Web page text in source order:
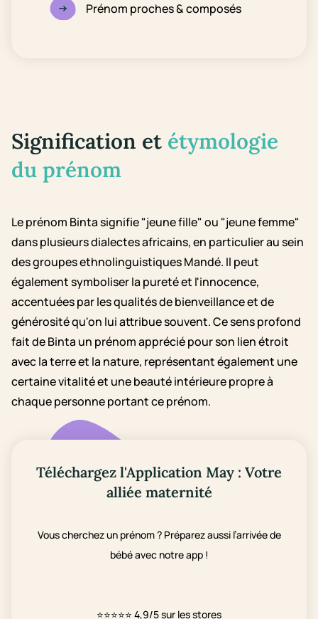
Prénom proches & composés
Signification et étymologie
du prénom
Le prénom Binta signifie "jeune fille" ou "jeune femme"
dans plusieurs dialectes africains, en particulier au sein
des groupes ethnolinguistiques Mandé. Il peut
également symboliser la pureté et l'innocence,
accentuées par les qualités de bienveillance et de
générosité qu'on lui attribue souvent. Ce sens profond
fait de Binta un prénom apprécié pour son lien étroit
avec la terre et la nature, représentant également une
certaine vitalité et une beauté intérieure propre à
chaque personne portant ce prénom.
Téléchargez l'Application May : Votre
alliée maternité
Vous cherchez un prénom ? Préparez aussi l’arrivée de
bébé avec notre app !
⭐⭐⭐⭐⭐ 4,9/5 sur les stores